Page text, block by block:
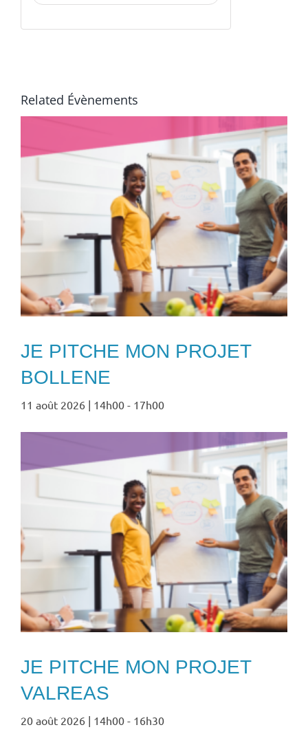
Related Évènements
JE PITCHE MON PROJET
BOLLENE
11 août 2026 | 14h00 - 17h00
JE PITCHE MON PROJET
VALREAS
20 août 2026 | 14h00 - 16h30